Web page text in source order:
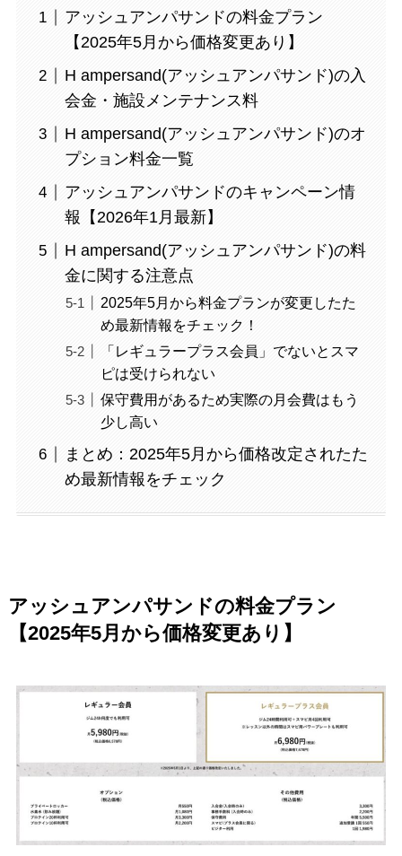
アッシュアンパサンドの料金プラン
【2025年5月から価格変更あり】
H ampersand(アッシュアンパサンド)の入
会金・施設メンテナンス料
H ampersand(アッシュアンパサンド)のオ
プション料金一覧
アッシュアンパサンドのキャンペーン情
報【2026年1月最新】
H ampersand(アッシュアンパサンド)の料
金に関する注意点
2025年5月から料金プランが変更したた
め最新情報をチェック！
「レギュラープラス会員」でないとスマ
ピは受けられない
保守費用があるため実際の月会費はもう
少し高い
まとめ：2025年5月から価格改定されたた
め最新情報をチェック
アッシュアンパサンドの料金プラン
【2025年5月から価格変更あり】